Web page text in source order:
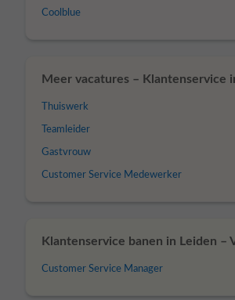
Coolblue
Meer vacatures – Klantenservice
Thuiswerk
Teamleider
Gastvrouw
Customer Service Medewerker
Klantenservice banen in Leiden –
Customer Service Manager